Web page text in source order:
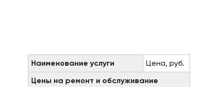
Наименование услуги
Цена, руб.
Цены на ремонт и обслуживание